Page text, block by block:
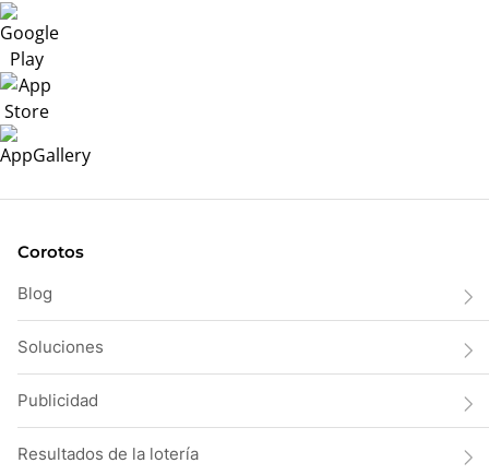
Corotos
Blog
Soluciones
Publicidad
Resultados de la lotería